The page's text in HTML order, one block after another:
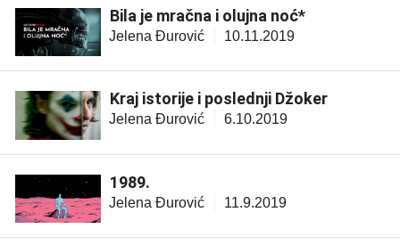
Bila je mračna i olujna noć*
Jelena Đurović 10.11.2019
Kraj istorije i poslednji Džoker
Jelena Đurović 6.10.2019
1989.
Jelena Đurović 11.9.2019